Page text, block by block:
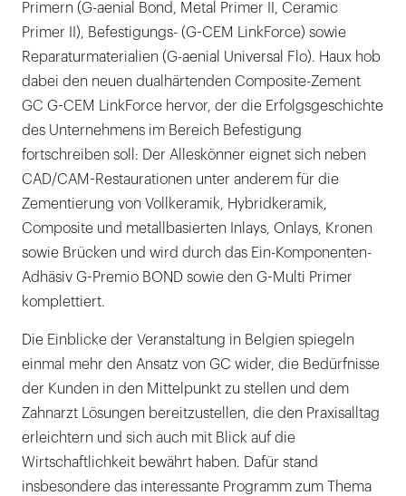
Primern (G-aenial Bond, Metal Primer II, Ceramic
Primer II), Befestigungs- (G-CEM LinkForce) sowie
Reparaturmaterialien (G-aenial Universal Flo). Haux hob
dabei den neuen dualhärtenden Composite-Zement
GC G-CEM LinkForce hervor, der die Erfolgsgeschichte
des Unternehmens im Bereich Befestigung
fortschreiben soll: Der Alleskönner eignet sich neben
CAD/CAM-Restaurationen unter anderem für die
Zementierung von Vollkeramik, Hybridkeramik,
Composite und metallbasierten Inlays, Onlays, Kronen
sowie Brücken und wird durch das Ein-Komponenten-
Adhäsiv G-Premio BOND sowie den G-Multi Primer
komplettiert.
Die Einblicke der Veranstaltung in Belgien spiegeln
einmal mehr den Ansatz von GC wider, die Bedürfnisse
der Kunden in den Mittelpunkt zu stellen und dem
Zahnarzt Lösungen bereitzustellen, die den Praxisalltag
erleichtern und sich auch mit Blick auf die
Wirtschaftlichkeit bewährt haben. Dafür stand
insbesondere das interessante Programm zum Thema